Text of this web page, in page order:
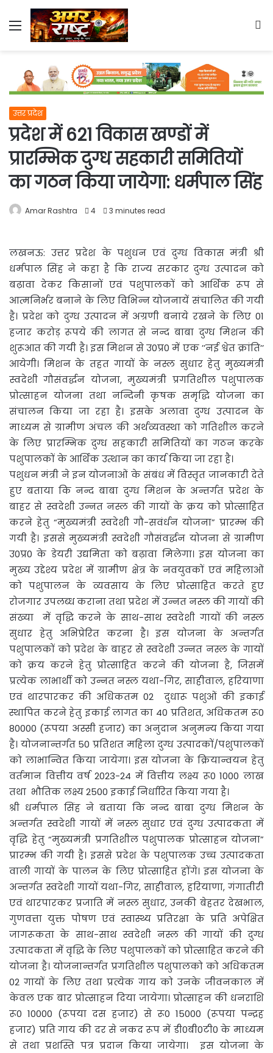
Menu
उत्तर प्रदेश
प्रदेश में 621 विकास खण्डों में
प्रारम्भिक दुग्ध सहकारी समितियों
का गठन किया जायेगा: धर्मपाल सिंह
Amar Rashtra 4 3 minutes read
लखनऊ: उत्तर प्रदेश के पशुधन एवं दुग्ध विकास मंत्री श्री
धर्मपाल सिंह ने कहा है कि राज्य सरकार दुग्ध उत्पादन को
बढ़ावा देकर किसानों एवं पशुपालकों को आर्थिक रूप से
आत्मनिर्भर बनाने के लिए विभिन्न योजनायें संचालित की गयी
है। प्रदेश को दुग्ध उत्पादन में अग्रणी बनाये रखने के लिए 01
हजार करोड़ रूपये की लागत से नन्द बाबा दुग्ध मिशन की
शुरूआत की गयी है। इस मिशन से उ0प्र0 में एक ’’नई श्वेत क्रांति’’
आयेगी। मिशन के तहत गायों के नस्ल सुधार हेतु मुख्यमंत्री
स्वदेशी गौसंवर्द्धन योजना, मुख्यमंत्री प्रगतिशील पशुपालक
प्रोत्साहन योजना तथा नन्दिनी कृषक समृद्धि योजना का
संचालन किया जा रहा है। इसके अलावा दुग्ध उत्पादन के
माध्यम से ग्रामीण अंचल की अर्थव्यवस्था को गतिशील करने
के लिए प्रारम्भिक दुग्ध सहकारी समितियों का गठन करके
पशुपालकों के आर्थिक उत्थान का कार्य किया जा रहा है।
पशुधन मंत्री ने इन योजनाओं के संबंध में विस्तृत जानकारी देते
हुए बताया कि नन्द बाबा दुग्ध मिशन के अन्तर्गत प्रदेश के
बाहर से स्वदेशी उन्नत नस्ल की गायों के क्रय को प्रोत्साहित
करने हेतु “मुख्यमंत्री स्वदेशी गौ-सवंर्धन योजना” प्रारम्भ की
गयी है। इससे मुख्यमंत्री स्वदेशी गौसंवर्द्धन योजना से ग्रामीण
उ0प्र0 के डेयरी उद्यमिता को बढ़ावा मिलेगा। इस योजना का
मुख्य उद्देश्य प्रदेश में ग्रामीण क्षेत्र के नवयुवकों एवं महिलाओं
को पशुपालन के व्यवसाय के लिए प्रोत्साहित करते हुए
रोजगार उपलब्ध कराना तथा प्रदेश में उन्नत नस्ल की गायों की
संख्या में वृद्धि करने के साथ-साथ स्वदेशी गायों की नस्ल
सुधार हेतु अभिप्रेरित करना है। इस योजना के अन्तर्गत
पशुपालकों को प्रदेश के बाहर से स्वदेशी उन्नत नस्ल के गायों
को क्रय करने हेतु प्रोत्साहित करने की योजना है, जिसमें
प्रत्येक लाभार्थी को उन्नत नस्ल यथा-गिर, साहीवाल, हरियाणा
एवं थारपारकर की अधिकतम 02 दुधारू पशुओं की इकाई
स्थापित करने हेतु इकाई लागत का 40 प्रतिशत, अधिकतम रू0
80000 (रूपया अस्सी हजार) का अनुदान अनुमन्य किया गया
है। योजनान्तर्गत 50 प्रतिशत महिला दुग्ध उत्पादकों/पशुपालकों
को लाभान्वित किया जायेगा। इस योजना के क्रियान्वयन हेतु
वर्तमान वित्तीय वर्ष 2023-24 में वित्तीय लक्ष्य रू0 1000 लाख
तथा भौतिक लक्ष्य 2500 इकाई निर्धारित किया गया है।
श्री धर्मपाल सिंह ने बताया कि नन्द बाबा दुग्ध मिशन के
अन्तर्गत स्वदेशी गायों में नस्ल सुधार एवं दुग्ध उत्पादकता में
वृद्धि हेतु “मुख्यमंत्री प्रगतिशील पशुपालक प्रोत्साहन योजना”
प्रारम्भ की गयी है। इससे प्रदेश के पशुपालक उच्च उत्पादकता
वाली गायों के पालन के लिए प्रोत्साहित होंगे। इस योजना के
अन्तर्गत स्वदेशी गायों यथा-गिर, साहीवाल, हरियाणा, गंगातीरी
एवं थारपारकर प्रजाति में नस्ल सुधार, उनकी बेहतर देखभाल,
गुणवत्ता युक्त पोषण एवं स्वास्थ्य प्रतिरक्षा के प्रति अपेक्षित
जागरूकता के साथ-साथ स्वदेशी नस्ल की गायों की दुग्ध
उत्पादकता में वृद्धि के लिए पशुपालकों को प्रोत्साहित करने की
योजना है। योजनान्तर्गत प्रगतिशील पशुपालको को अधिकतम
02 गायों के लिए तथा प्रत्येक गाय को उनके जीवनकाल में
केवल एक बार प्रोत्साहन दिया जायेगा। प्रोत्साहन की धनराशि
रू0 10000 (रूपया दस हजार) से रू0 15000 (रूपया पन्द्रह
हजार) प्रति गाय की दर से नकद रूप में डी0बी0टी0 के माध्यम
से तथा प्रशस्ति पत्र प्रदान किया जायेगा। इस योजना के